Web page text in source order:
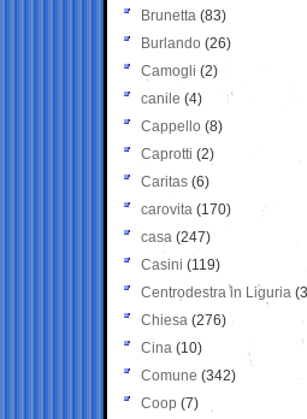
Brunetta (83)
Burlando (26)
Camogli (2)
canile (4)
Cappello (8)
Caprotti (2)
Caritas (6)
carovita (170)
casa (247)
Casini (119)
Centrodestra in Liguria
Chiesa (276)
Cina (10)
Comune (342)
Coop (7)